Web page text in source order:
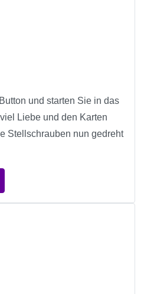
und starten Sie in das
Liebe und den Karten
Stellschrauben nun gedreht